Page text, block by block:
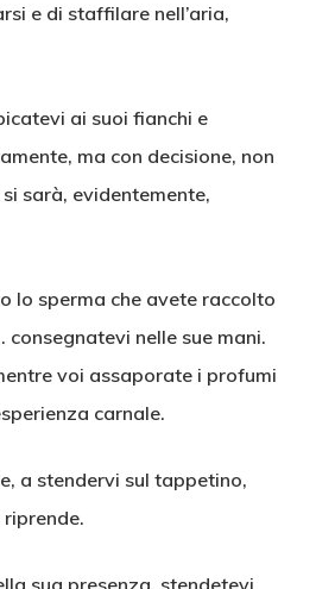
e di staffilare nell’aria,
ai suoi fianchi e
ma con decisione, non
sarà, evidentemente,
lo sperma che avete raccolto
nelle sue mani.
voi assaporate i profumi
carnale.
a stendervi sul tappetino,
sua presenza, stendetevi